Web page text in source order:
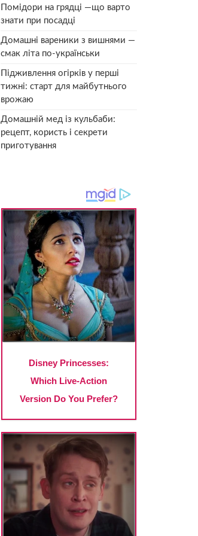
Помідори на грядці —що варто
знати при посадці
Домашні вареники з вишнями —
смак літа по-українськи
Підживлення огірків у перші
тижні: старт для майбутнього
врожаю
Домашній мед із кульбаби:
рецепт, користь і секрети
приготування